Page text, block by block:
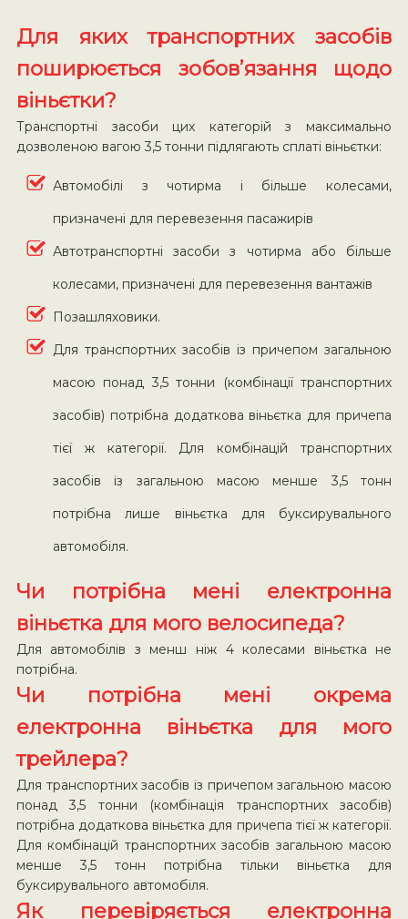
Для яких транспортних засобів
поширюється зобов’язання щодо
віньєтки?
Транспортні засоби цих категорій з максимально
дозволеною вагою 3,5 тонни підлягають сплаті віньєтки:
Автомобілі з чотирма і більше колесами,
призначені для перевезення пасажирів
Автотранспортні засоби з чотирма або більше
колесами, призначені для перевезення вантажів
Позашляховики.
Для транспортних засобів із причепом загальною
масою понад 3,5 тонни (комбінації транспортних
засобів) потрібна додаткова віньєтка для причепа
тієї ж категорії. Для комбінацій транспортних
засобів із загальною масою менше 3,5 тонн
потрібна лише віньєтка для буксирувального
автомобіля.
Чи потрібна мені електронна
віньєтка для мого велосипеда?
Для автомобілів з менш ніж 4 колесами віньєтка не
потрібна.
Чи потрібна мені окрема
електронна віньєтка для мого
трейлера?
Для транспортних засобів із причепом загальною масою
понад 3,5 тонни (комбінація транспортних засобів)
потрібна додаткова віньєтка для причепа тієї ж категорії.
Для комбінацій транспортних засобів загальною масою
менше 3,5 тонн потрібна тільки віньєтка для
буксирувального автомобіля.
Як перевіряється електронна